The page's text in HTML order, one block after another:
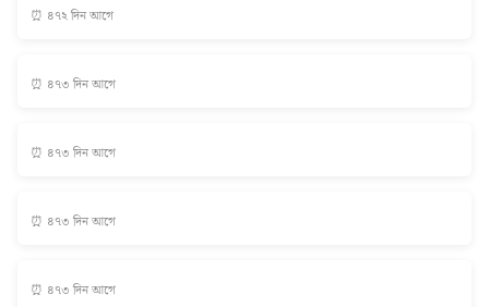
⏰ ৪৭২ দিন আগে
⏰ ৪৭৩ দিন আগে
⏰ ৪৭৩ দিন আগে
⏰ ৪৭৩ দিন আগে
⏰ ৪৭৩ দিন আগে